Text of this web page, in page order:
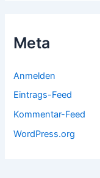
Meta
Anmelden
Eintrags-Feed
Kommentar-Feed
WordPress.org